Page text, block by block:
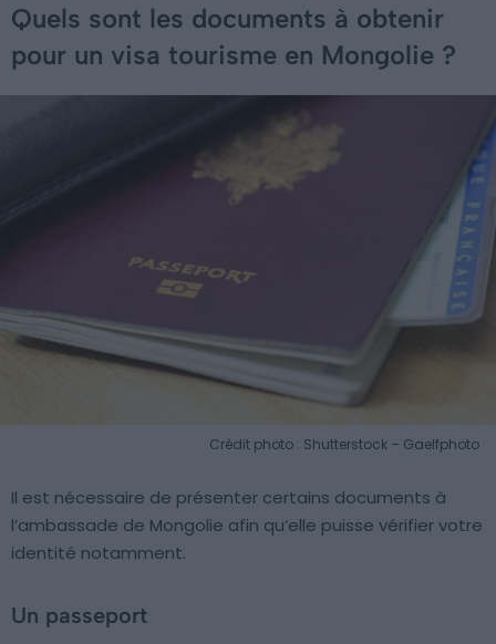
Quels sont les documents à obtenir
pour un visa tourisme en Mongolie ?
Crédit photo : Shutterstock – Gaelfphoto
Il est nécessaire de présenter certains documents à
l’ambassade de Mongolie afin qu‘elle puisse vérifier votre
identité notamment.
Un passeport